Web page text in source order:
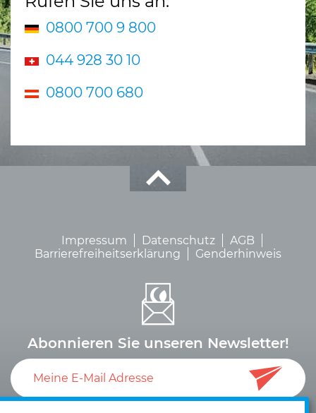
0800 700 9 800
044 928 30 10
0800 700 680
Impressum Datenschutz
AGB
Barrierefreiheitserklärung
Genderhinweis
Abonnieren Sie unseren Newsletter!